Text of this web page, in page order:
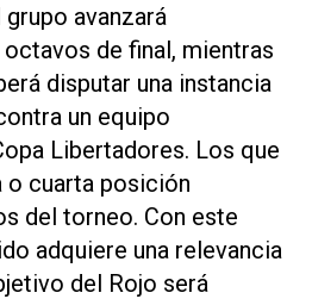
avanzará
de final, mientras
disputar una instancia
un equipo
Libertadores. Los que
o cuarta posición
del torneo. Con este
adquiere una relevancia
del Rojo será